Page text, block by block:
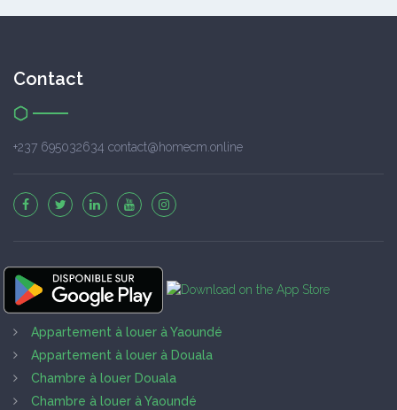
Contact
+237 695032634 contact@homecm.online
Appartement à louer à Yaoundé
Appartement à louer à Douala
Chambre à louer Douala
Chambre à louer à Yaoundé